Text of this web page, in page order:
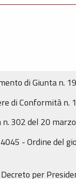
di Giunta n.
di Conformità n.
302 del 20
- Ordine del
per